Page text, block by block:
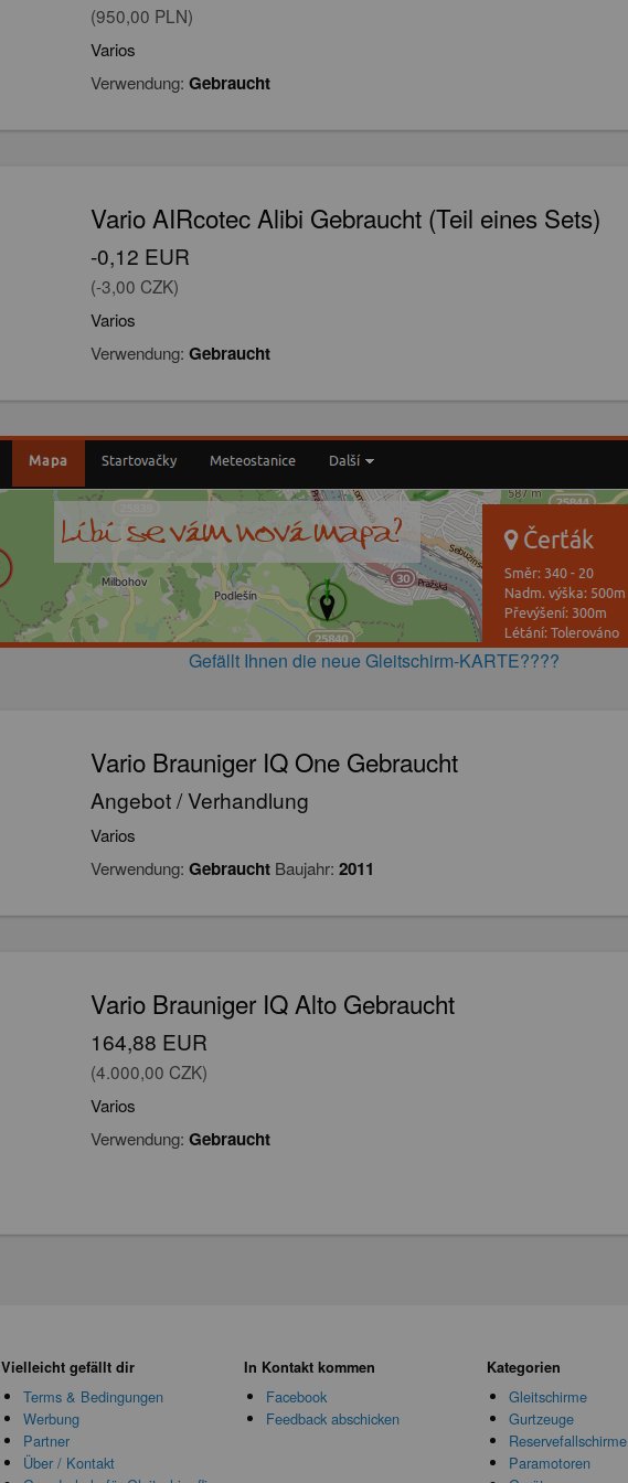
(950,00 PLN)
Varios
Verwendung: Gebraucht
Vario AIRcotec Alibi Gebraucht (Teil eines Sets)
-0,12 EUR
(-3,00 CZK)
Varios
Verwendung: Gebraucht
Gefällt Ihnen die neue Gleitschirm-KARTE????
Vario Brauniger IQ One Gebraucht
Angebot / Verhandlung
Varios
Verwendung: GebrauchtBaujahr: 2011
Vario Brauniger IQ Alto Gebraucht
164,88 EUR
(4.000,00 CZK)
Varios
Verwendung: Gebraucht
Vielleicht gefällt dir
Terms & Bedingungen
Werbung
Partner
Über / Kontakt
In Kontakt kommen
Facebook
Feedback abschicken
Kategorien
Gleitschirme
Gurtzeuge
Reservefallschirme
Paramotoren